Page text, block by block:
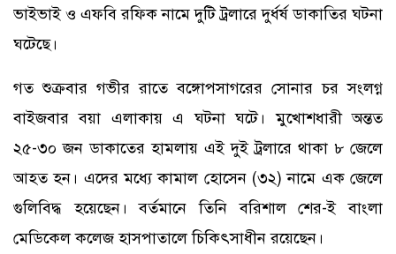
ভাইভাই ও এফবি রফিক নামে দুটি ট্রলারে দুর্ধর্ষ ডাকাতির ঘটনা
ঘটেছে।
গত শুক্রবার গভীর রাতে বঙ্গোপসাগরের সোনার চর সংলগ্ন
বাইজবার বয়া এলাকায় এ ঘটনা ঘটে। মুখোশধারী অন্তত
২৫-৩০ জন ডাকাতের হামলায় এই দুই ট্রলারে থাকা ৮ জেলে
আহত হন। এদের মধ্যে কামাল হোসেন (৩২) নামে এক জেলে
গুলিবিদ্ধ হয়েছেন। বর্তমানে তিনি বরিশাল শের-ই বাংলা
মেডিকেল কলেজ হাসপাতালে চিকিৎসাধীন রয়েছেন।